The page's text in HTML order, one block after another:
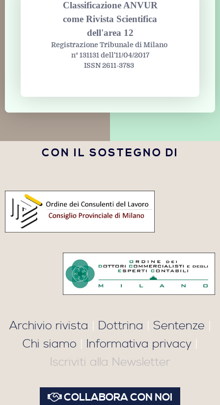
Classificazione ANVUR
come Rivista Scientifica
dell'area 12
Registrazione Tribunale di Milano
n° 131131 dell'11/04/2017
ISSN 2611-3783
CON IL SOSTEGNO DI
Archivio rivista | Dottrina | Sentenze |
Chi siamo | Informativa privacy|
Iscriviti alla Newsletter
COLLABORA CON NOI